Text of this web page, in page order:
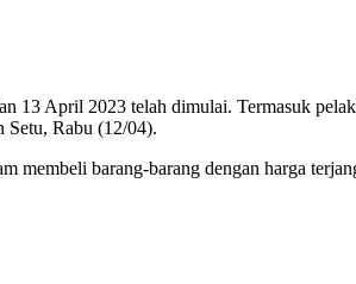
13 April 2023 telah dimulai. Termasuk
Setu, Rabu (12/04).
membeli barang-barang dengan harga